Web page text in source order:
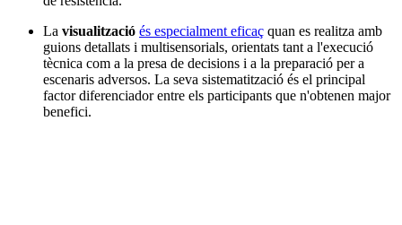
La visualització és especialment eficaç quan es realitza amb
guions detallats i multisensorials, orientats tant a l'execució
tècnica com a la presa de decisions i a la preparació per a
escenaris adversos. La seva sistematització és el principal
factor diferenciador entre els participants que n'obtenen major
benefici.